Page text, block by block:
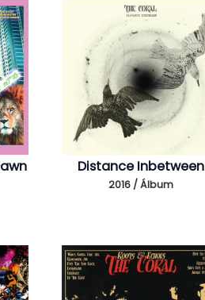
Distance Inbetween
2016 / Álbum